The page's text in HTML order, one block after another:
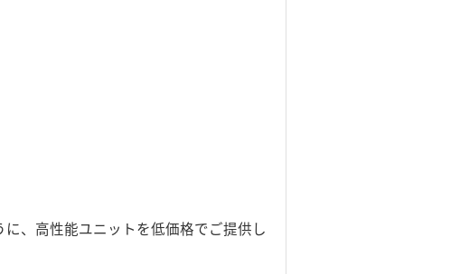
、高性能ユニットを低価格でご提供し